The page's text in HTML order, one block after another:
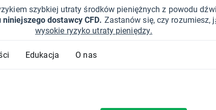
szybkiej utraty środków pieniężnych z powodu
dostawcy CFD. Zastanów się, czy rozumiesz,
wysokie ryzyko utraty pieniędzy.
Edukacja O nas